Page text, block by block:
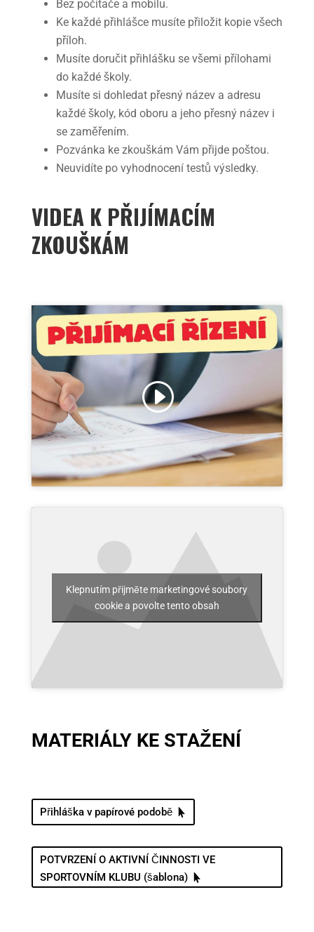
Bez počítače a mobilu.
Ke každé přihlášce musíte přiložit kopie všech
příloh.
Musíte doručit přihlášku se všemi přílohami
do každé školy.
Musíte si dohledat přesný název a adresu
každé školy, kód oboru a jeho přesný název i
se zaměřením.
Pozvánka ke zkouškám Vám přijde poštou.
Neuvidíte po vyhodnocení testů výsledky.
VIDEA K PŘIJÍMACÍM
ZKOUŠKÁM
Klepnutím přijměte marketingové soubory
cookie a povolte tento obsah
Klepnutím přijměte marketingové soubory
cookie a povolte tento obsah
MATERIÁLY KE STAŽENÍ
Přihláška v papírové podobě
POTVRZENÍ O AKTIVNÍ ČINNOSTI VE
SPORTOVNÍM KLUBU (šablona)